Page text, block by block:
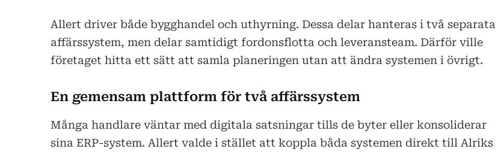
Allert driver både bygghandel och uthyrning. Dessa delar hanteras i två separata
affärssystem, men delar samtidigt fordonsflotta och leveransteam. Därför ville
företaget hitta ett sätt att samla planeringen utan att ändra systemen i övrigt.
En gemensam plattform för två affärssystem
Många handlare väntar med digitala satsningar tills de byter eller konsoliderar
sina ERP-system. Allert valde i stället att koppla båda systemen direkt till Alriks